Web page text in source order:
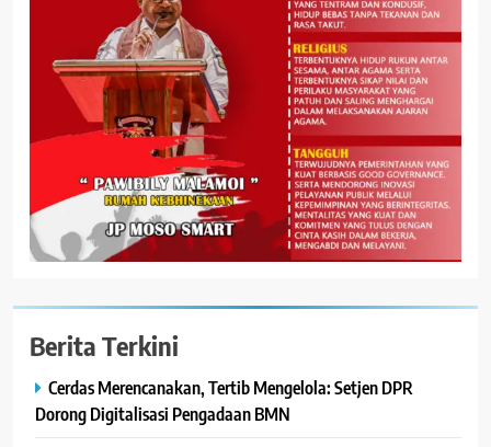
Berita Terkini
Cerdas Merencanakan, Tertib Mengelola: Setjen DPR
Dorong Digitalisasi Pengadaan BMN